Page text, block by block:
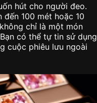
hút cho người đeo.
100 mét hoặc 10
chỉ là một món
có thể tự tin sử dụng
cuộc phiêu lưu ngoài